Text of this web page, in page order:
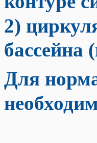
2)
бассейна
Для